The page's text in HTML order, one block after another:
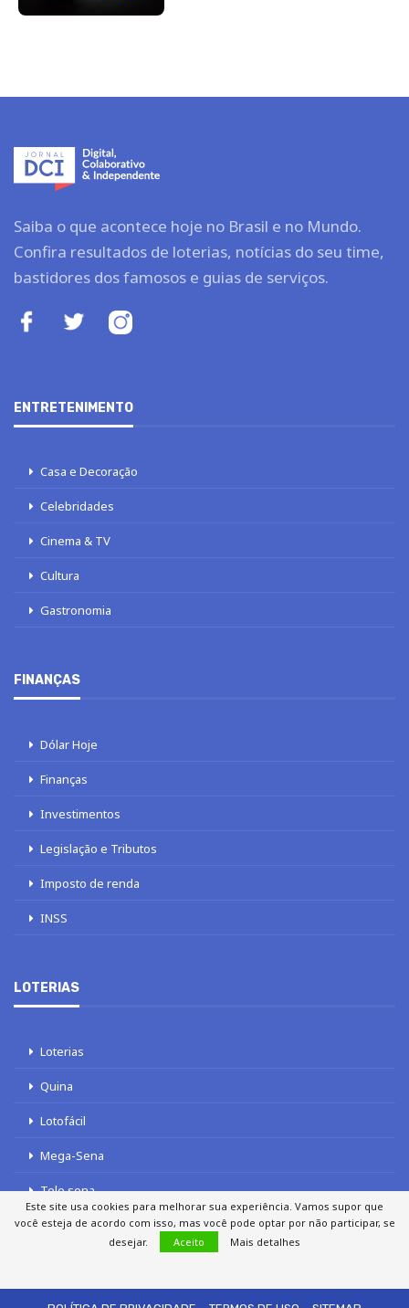
Saiba o que acontece hoje no Brasil e no Mundo.
Confira resultados de loterias, notícias do seu time,
bastidores dos famosos e guias de serviços.
ENTRETENIMENTO
Casa e Decoração
Celebridades
Cinema & TV
Cultura
Gastronomia
FINANÇAS
Dólar Hoje
Finanças
Investimentos
Legislação e Tributos
Imposto de renda
INSS
LOTERIAS
Loterias
Quina
Lotofácil
Mega-Sena
Tele sena
Este site usa cookies para melhorar sua experiência. Vamos supor que
você esteja de acordo com isso, mas você pode optar por não participar, se
desejar.
Aceito Mais detalhes